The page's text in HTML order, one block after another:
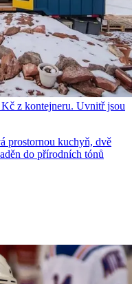
z kontejneru. Uvnitř jsou
prostornou kuchyň, dvě
do přírodních tónů